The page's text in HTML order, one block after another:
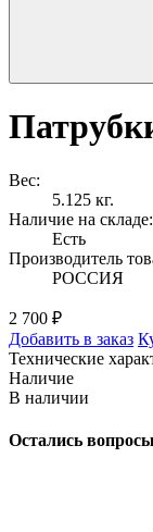
Вес:
5.125 кг.
Наличие на складе:
Есть
Производитель
РОССИЯ
2 700 ₽
Добавить в заказ
Технические
Наличие
В наличии
Остались